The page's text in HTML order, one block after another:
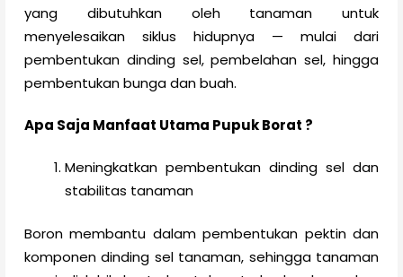
yang dibutuhkan oleh tanaman untuk
menyelesaikan siklus hidupnya — mulai dari
pembentukan dinding sel, pembelahan sel, hingga
pembentukan bunga dan buah.
Apa Saja Manfaat Utama Pupuk Borat ?
Meningkatkan pembentukan dinding sel dan
stabilitas tanaman
Boron membantu dalam pembentukan pektin dan
komponen dinding sel tanaman, sehingga tanaman